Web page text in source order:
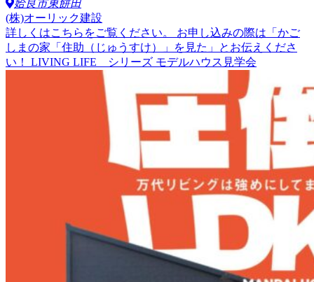
姶良市東餅田
(株)オーリック建設
詳しくはこちらをご覧ください。 お申し込みの際は「かご
しまの家「住助（じゅうすけ）」を見た」とお伝えくださ
い！ LIVING LIFE シリーズ モデルハウス見学会